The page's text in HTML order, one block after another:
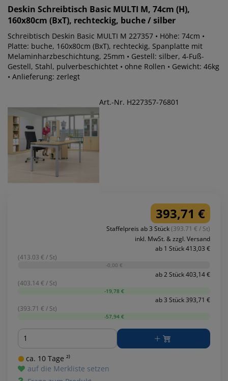
Deskin Schreibtisch Basic MULTI M, 74cm (H),
160x80cm (BxT), rechteckig, buche / silber
Schreibtisch Deskin Basic MULTI M 227357 • Höhe: 74cm •
Platte: buche, 160x80cm (BxT), rechteckig, Spanplatte mit
Melaminharzbeschichtung, 25mm • Gestell: silber, 4-Fuß-
Gestell, Stahl, pulverbeschichtet • ohne Rollen • Gewicht: 46kg
• Anlieferung: zerlegt
Art.-Nr. H227357-76801
393,71 €
Staffelpreis ab 3 Stück(393.71 € / St)
inkl. MwSt. & zzgl. Versand
ab 1 Stück 413,03 €
(413.03 € / St)
-0,00 €
ab 2 Stück 403,14 €
(403.14 € / St)
-19,78 €
ab 3 Stück 393,71 €
(393.71 € / St)
-57,94 €
Menge
ca. 10 Tage ²⁾
auf die Merkliste setzen